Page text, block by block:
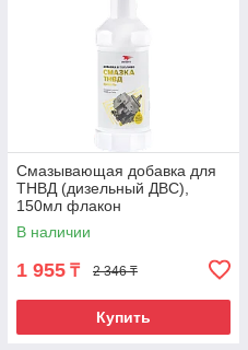
Смазывающая добавка для
ТНВД (дизельный ДВС),
150мл флакон
В наличии
1 955 ₸ 2 346 ₸
Купить